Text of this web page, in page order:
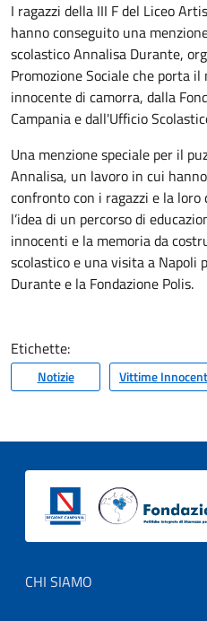
I ragazzi della III F del Liceo
hanno conseguito una
scolastico Annalisa Durante,
Promozione Sociale che porta
innocente di camorra, dalla
Campania e dall'Ufficio
Una menzione speciale per il
Annalisa, un lavoro in cui
confronto con i ragazzi e la loro
l’idea di un percorso di
innocenti e la memoria da
scolastico e una visita a Napoli
Durante e la Fondazione Polis.
Etichette:
Notizie Vittime
Footer menu
CHI SIAMO